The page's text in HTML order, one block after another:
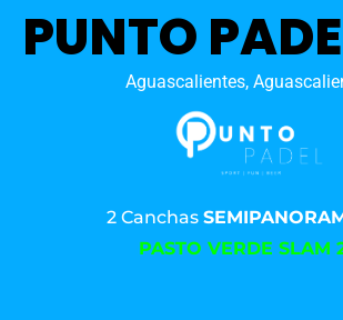
PUNTO
Aguascalientes,
2 Canchas
PASTO VERDE SLAM